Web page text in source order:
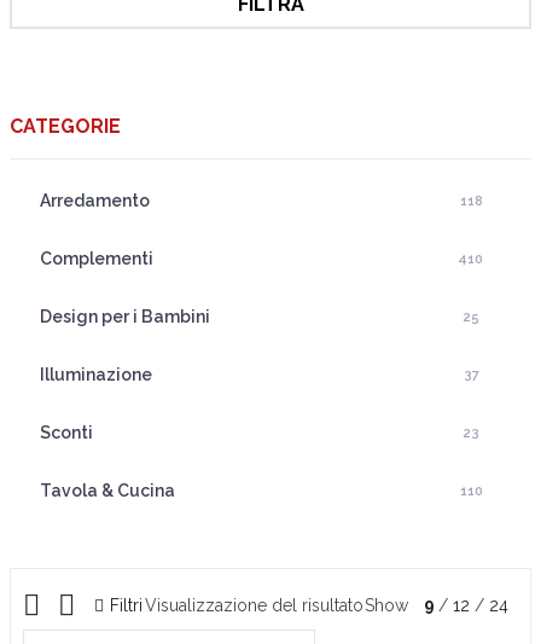
CATEGORIE
Arredamento 118
Complementi 410
Design per i Bambini 25
Illuminazione 37
Sconti 23
Tavola & Cucina 110
FiltriVisualizzazione del risultatoShow 9 12 24